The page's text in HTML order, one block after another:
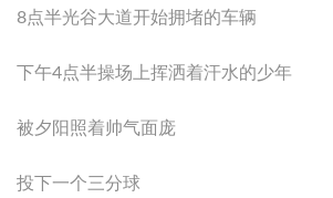
8点半光谷大道开始拥堵的车辆
下午4点半操场上挥洒着汗水的少年
被夕阳照着帅气面庞
投下一个三分球